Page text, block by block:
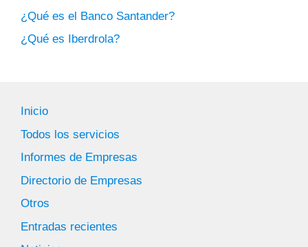
¿Qué es el Banco Santander?
¿Qué es Iberdrola?
Inicio
Todos los servicios
Informes de Empresas
Directorio de Empresas
Otros
Entradas recientes